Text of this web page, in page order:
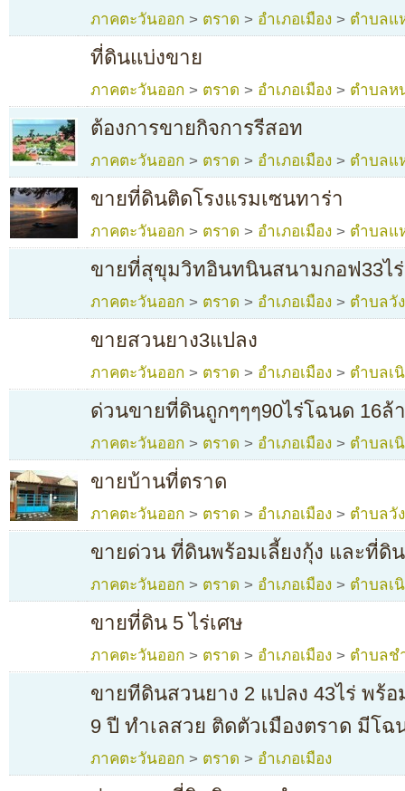
ภาคตะวันออก > ตราด > อำเภอเมือง > ตำบลแ
ที่ดินแบ่งขาย
ภาคตะวันออก > ตราด > อำเภอเมือง > ตำบลห
ต้องการขายกิจการรีสอท
ภาคตะวันออก > ตราด > อำเภอเมือง > ตำบลแ
ขายที่ดินติดโรงแรมเซนทาร่า
ภาคตะวันออก > ตราด > อำเภอเมือง > ตำบลแ
ขายที่สุขุมวิทอินทนินสนามกอฟ33ไ
ภาคตะวันออก > ตราด > อำเภอเมือง > ตำบลวั
ขายสวนยาง3แปลง
ภาคตะวันออก > ตราด > อำเภอเมือง > ตำบลเ
ด่วนขายที่ดินถูกๆๆๆ90ไร่โฉนด 16ล้
ภาคตะวันออก > ตราด > อำเภอเมือง > ตำบลเ
ขายบ้านที่ตราด
ภาคตะวันออก > ตราด > อำเภอเมือง > ตำบลวั
ขายด่วน ที่ดินพร้อมเลี้ยงกุ้ง และที่ดิน
ภาคตะวันออก > ตราด > อำเภอเมือง > ตำบลเ
ขายที่ดิน 5 ไร่เศษ
ภาคตะวันออก > ตราด > อำเภอเมือง > ตำบลช
ขายทีดินสวนยาง 2 แปลง 43ไร่ พร้
9 ปี ทำเลสวย ติดตัวเมืองตราด มีโ
ภาคตะวันออก > ตราด > อำเภอเมือง